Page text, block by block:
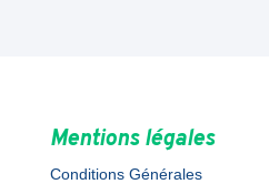
Mentions légales
Conditions Générales